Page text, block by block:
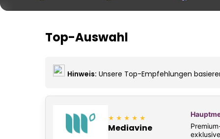
Top-Auswahl
Hinweis: Unsere Top-Empfehlungen
★★★★★
Mediavine